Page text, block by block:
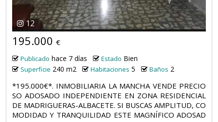
12
195.000 €
Publicado hace 7 días Estado Bien
Superficie 240 m2 Habitaciones 5 Baños 2
*195.000€*. INMOBILIARIA LA MANCHA VENDE PRECIO
SO ADOSADO INDEPENDIENTE EN ZONA RESIDENCIAL
DE MADRIGUERAS-ALBACETE. SI BUSCAS AMPLITUD, CO
MODIDAD Y TRANQUILIDAD ESTE MAGNÍFICO ADOSAD